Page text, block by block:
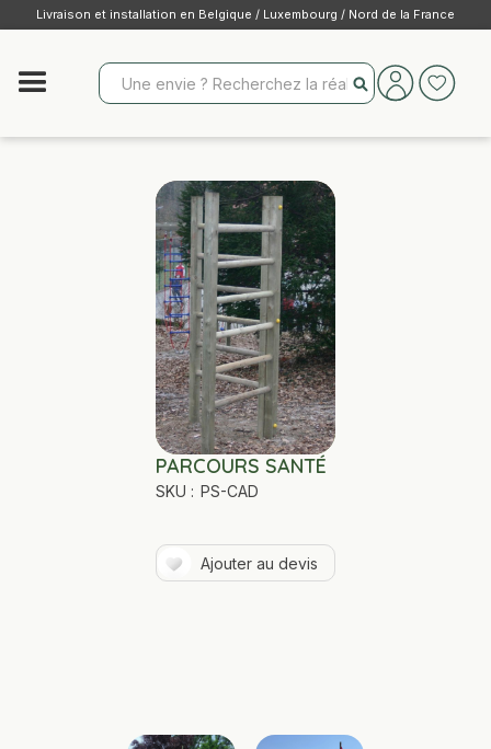
Livraison et installation en Belgique / Luxembourg / Nord de la France
PARCOURS SANTÉ
SKU : PS-CAD
Ajouter au devis